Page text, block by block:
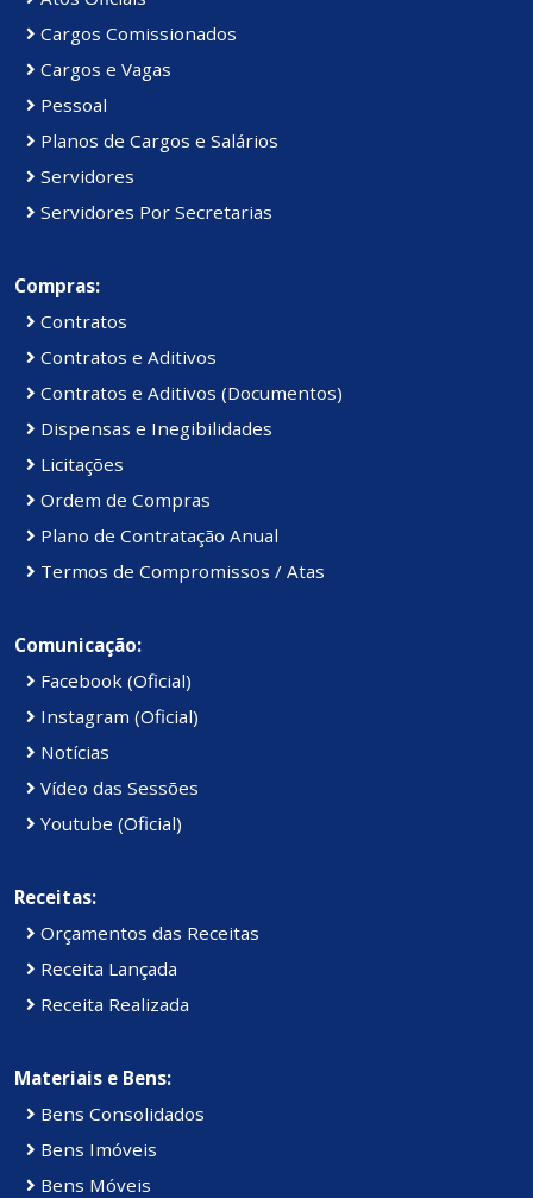
Cargos Comissionados
Cargos e Vagas
Pessoal
Planos de Cargos e Salários
Servidores
Servidores Por Secretarias
Compras:
Contratos
Contratos e Aditivos
Contratos e Aditivos (Documentos)
Dispensas e Inegibilidades
Licitações
Ordem de Compras
Plano de Contratação Anual
Termos de Compromissos / Atas
Comunicação:
Facebook (Oficial)
Instagram (Oficial)
Notícias
Vídeo das Sessões
Youtube (Oficial)
Receitas:
Orçamentos das Receitas
Receita Lançada
Receita Realizada
Materiais e Bens:
Bens Consolidados
Bens Imóveis
Bens Móveis